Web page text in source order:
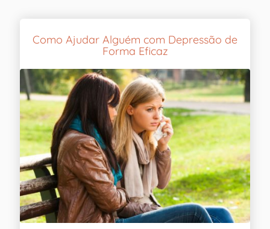
Como Ajudar Alguém com Depressão de
Forma Eficaz